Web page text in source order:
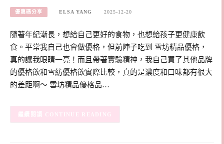
優惠碼分享 ELSA YANG 2025-12-20
隨著年紀漸長，想給自己更好的食物，也想給孩子更健康飲
食。平常我自己也會做優格，但前陣子吃到 雪坊精品優格，
真的讓我眼睛一亮！而且帶著實驗精神，我自己買了其他品牌
的優格飲和雪紡優格飲實際比較，真的是濃度和口味都有很大
的差距啊～ 雪坊精品優格品…
CONTINUE READING